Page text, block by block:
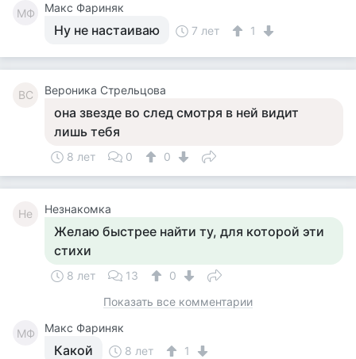
МФ Макс Фариняк
Ну не настаиваю 7 лет 1
ВС Вероника Стрельцова
она звезде во след смотря в ней видит
лишь тебя
8 лет 0 0
Не Незнакомка
Желаю быстрее найти ту, для которой эти
стихи
8 лет 13
0
Показать все комментарии
МФ Макс Фариняк
Какой 8 лет 1